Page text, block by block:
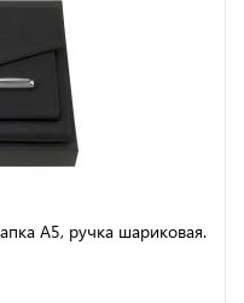
А5, ручка шариковая.